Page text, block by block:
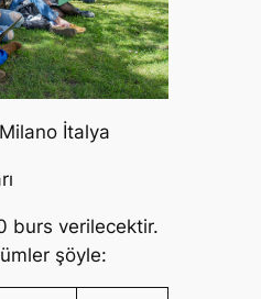
İtalya
burs verilecektir.
şöyle: